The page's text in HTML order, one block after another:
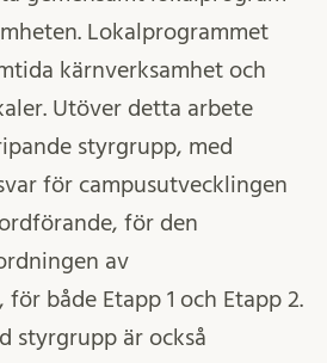
Lokalprogrammet
kärnverksamhet och
Utöver detta arbete
styrgrupp, med
för campusutvecklingen
för den
av
både Etapp 1 och Etapp 2.
styrgrupp är också